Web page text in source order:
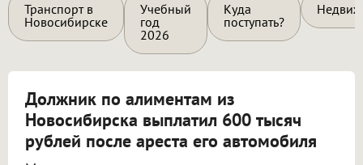
Транспорт в
Новосибирске
Учебный
год
2026
Куда
поступать?
Должник по алиментам из
Новосибирска выплатил 600 тысяч
рублей после ареста его автомобиля